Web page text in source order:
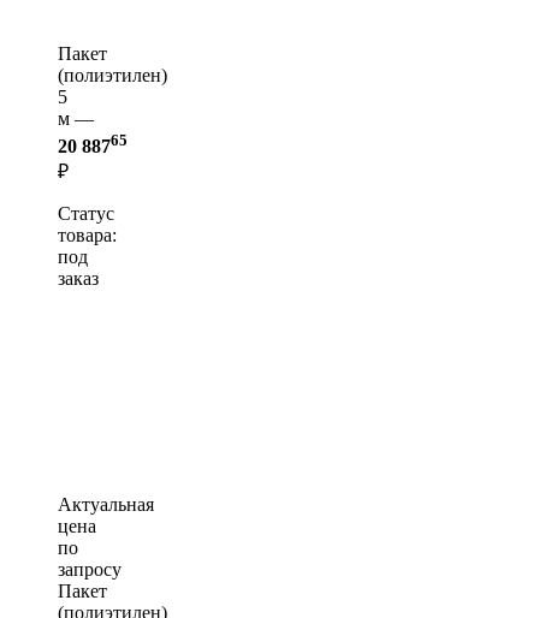
Пакет
(полиэтилен)
5
м —
20 88765
₽
Статус
товара:
под
заказ
Актуальная
цена
по
запросу
Пакет
(полиэтилен)